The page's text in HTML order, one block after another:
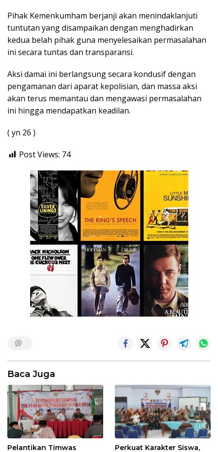
Pihak Kemenkumham berjanji akan menindaklanjuti
tuntutan yang disampaikan dengan menghadirkan
kedua belah pihak guna menyelesaikan permasalahan
ini secara tuntas dan transparansi.
Aksi damai ini berlangsung secara kondusif dengan
pengamanan dari aparat kepolisian, dan massa aksi
akan terus memantau dan mengawasi permasalahan
ini hingga mendapatkan keadilan.
( yn 26 )
Post Views: 74
Baca Juga
Pelantikan Timwas Perkuat Karakter Siswa,